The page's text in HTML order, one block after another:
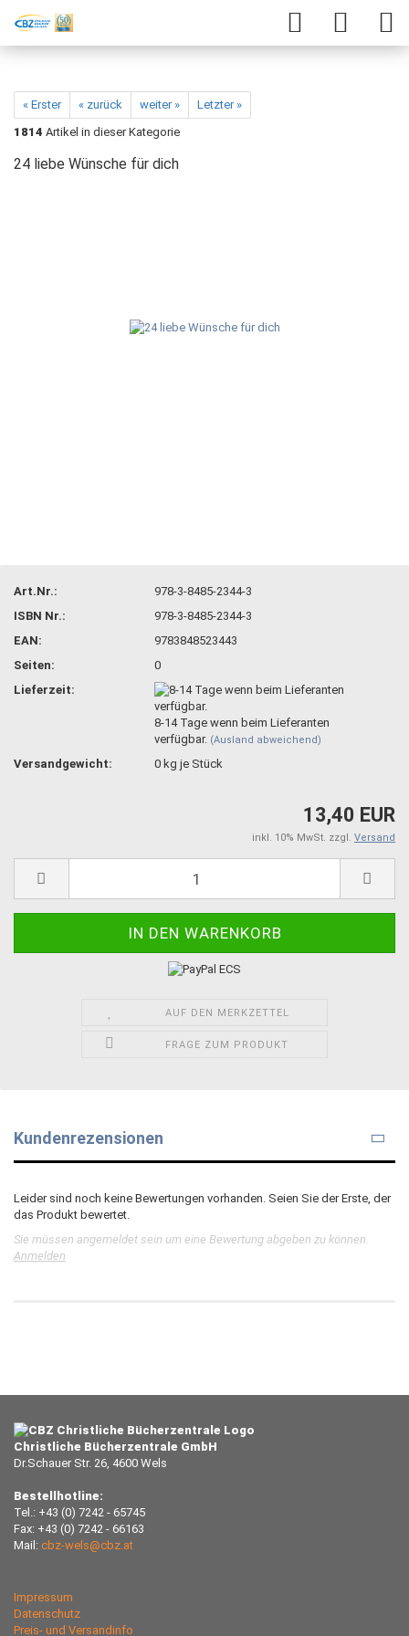
« Erster « zurück weiter »
Letzter »
1814 Artikel in dieser Kategorie
24 liebe Wünsche für dich
Art.Nr.:
978-3-8485-2344-3
ISBN Nr.:
978-3-8485-2344-3
EAN:
9783848523443
Seiten:
0
Lieferzeit:
8-14 Tage wenn beim Lieferanten
verfügbar. (Ausland abweichend)
Versandgewicht: 0 kg je Stück
13,40 EUR
inkl. 10% MwSt. zzgl. Versand
AUF DEN MERKZETTEL
FRAGE ZUM PRODUKT
Kundenrezensionen
Leider sind noch keine Bewertungen vorhanden. Seien Sie der Erste, der
das Produkt bewertet.
Sie müssen angemeldet sein um eine Bewertung abgeben zu können.
Anmelden
Christliche Bücherzentrale GmbH
Dr.Schauer Str. 26, 4600 Wels
Bestellhotline:
Tel.: +43 (0) 7242 - 65745
Fax: +43 (0) 7242 - 66163
Mail: cbz-wels@cbz.at
Impressum
Datenschutz
Preis- und Versandinfo